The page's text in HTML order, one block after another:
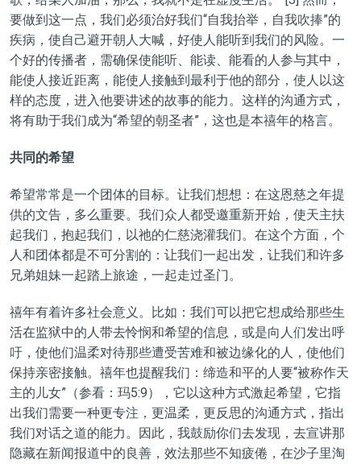
要做到这一点，我们必须治好我们“自我抬举，自我吹捧”的
疾病，使自己避开朝人大喊，好使人能听到我们的风险。一
个好的传播者，需确保使能听、能读、能看的人参与其中，
能使人接近距离，能使人接触到最利于他的部分，使人以这
样的态度，进入他要讲述的故事的能力。这样的沟通方式，
将有助于我们成为“希望的朝圣者”，这也是本禧年的格言。
共同的希望
希望常常是一个团体的目标。让我们想想：在这恩慈之年提
供的文告，多么重要。我们众人都受邀重新开始，使天主扶
起我们，抱起我们，以祂的仁慈浇灌我们。在这个方面，个
人和团体都是不可分割的：让我们一起出发，让我们和许多
兄弟姐妹一起踏上旅途，一起走过圣门。
禧年有着许多社会意义。比如：我们可以把它想成给那些生
活在监狱中的人带去怜悯和希望的信息，或是向人们发出呼
吁，使他们温柔对待那些遭受苦难和被边缘化的人，使他们
保持亲密接触。禧年也提醒我们：缔造和平的人要“被称作天
主的儿女”（参看：玛5:9），它以这种方式激起希望，它指
出我们需要一种更专注，更温柔，更反思的沟通方式，指出
我们对话之道的能力。因此，我鼓励你们去发现，去宣讲那
隐藏在新闻报道中的良善，效法那些不知疲倦，在沙子里淘